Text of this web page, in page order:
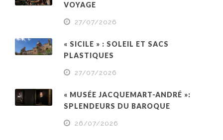
VOYAGE
27/07/2026
« SICILE » : SOLEIL ET SACS
PLASTIQUES
27/07/2026
« MUSÉE JACQUEMART-ANDRÉ »:
SPLENDEURS DU BAROQUE
26/07/2026